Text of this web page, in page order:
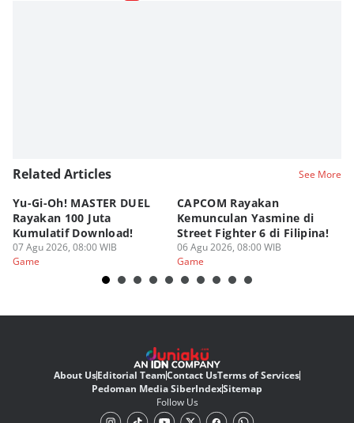
Related Articles See More
Yu-Gi-Oh! MASTER DUEL
Rayakan 100 Juta
Kumulatif Download!
07 Agu 2026, 08:00 WIB
Game
CAPCOM Rayakan
Kemunculan Yasmine di
Street Fighter 6 di Filipina!
06 Agu 2026, 08:00 WIB
Game
About UsEditorial TeamContact UsTerms of Services
Pedoman Media SiberIndexSitemap
Follow Us